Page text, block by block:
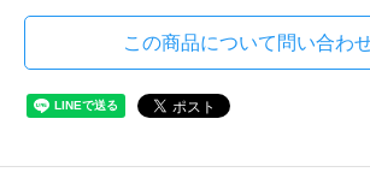
この商品について問い合わ